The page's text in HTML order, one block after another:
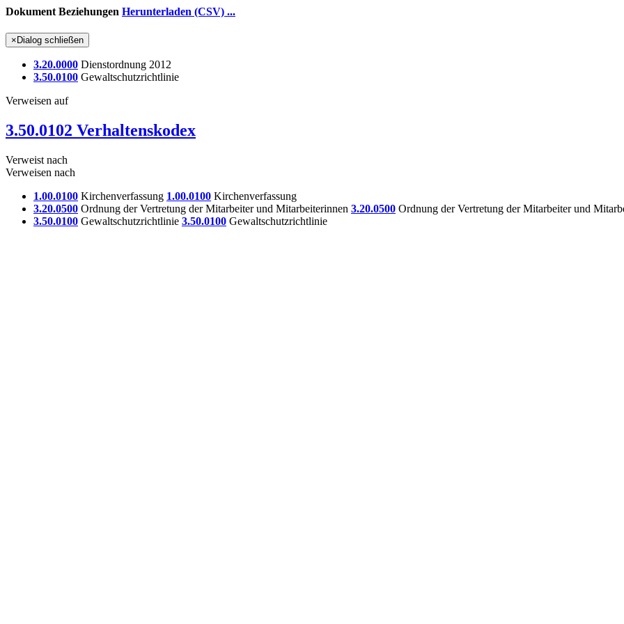
Dokument Beziehungen Herunterladen (CSV) ...
× Dialog schließen
3.20.0000 Dienstordnung 2012
3.50.0100 Gewaltschutzrichtlinie
Verweisen auf
3.50.0102 Verhaltenskodex
Verweist nach
Verweisen nach
1.00.0100 Kirchenverfassung 1.00.0100 Kirchenverfassung
3.20.0500 Ordnung der Vertretung der Mitarbeiter und Mitarbeiterinnen 3.20.0500 Ordnung der Vertretung der Mitarbeiter und
3.50.0100 Gewaltschutzrichtlinie 3.50.0100 Gewaltschutzrichtlinie